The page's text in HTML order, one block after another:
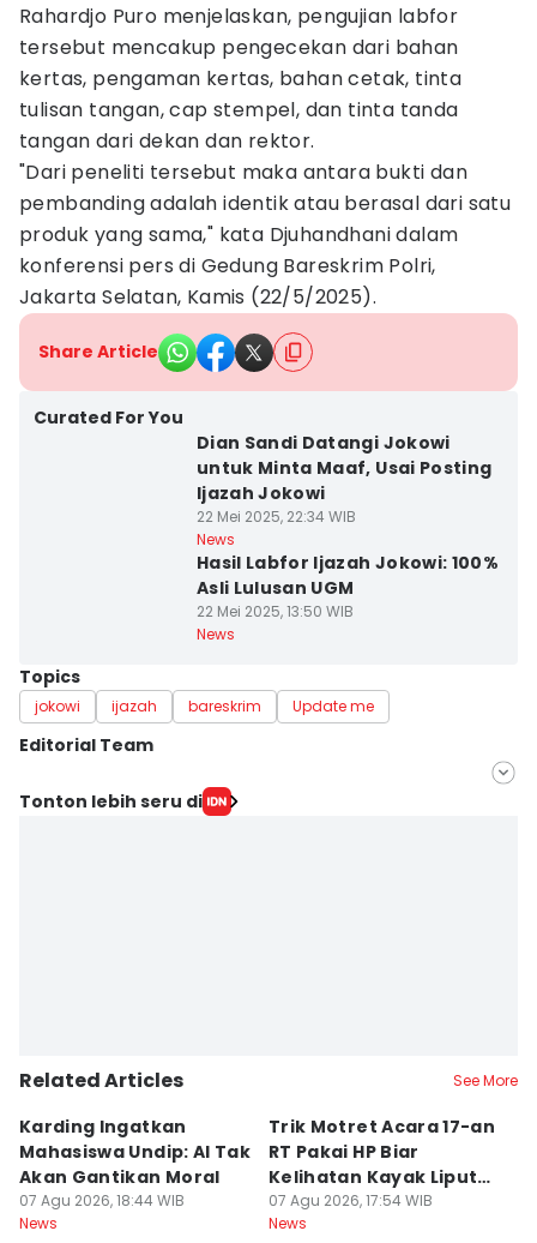
Rahardjo Puro menjelaskan, pengujian labfor
tersebut mencakup pengecekan dari bahan
kertas, pengaman kertas, bahan cetak, tinta
tulisan tangan, cap stempel, dan tinta tanda
tangan dari dekan dan rektor.
"Dari peneliti tersebut maka antara bukti dan
pembanding adalah identik atau berasal dari satu
produk yang sama," kata Djuhandhani dalam
konferensi pers di Gedung Bareskrim Polri,
Jakarta Selatan, Kamis (22/5/2025).
Share Article
Curated For You
Dian Sandi Datangi Jokowi
untuk Minta Maaf, Usai Posting
Ijazah Jokowi
22 Mei 2025, 22:34 WIB
News
Hasil Labfor Ijazah Jokowi: 100%
Asli Lulusan UGM
22 Mei 2025, 13:50 WIB
News
Topics
jokowi ijazah bareskrim Update me
Editorial Team
Editor
Tonton lebih seru di
Related Articles See More
Karding Ingatkan
Mahasiswa Undip: AI Tak
Akan Gantikan Moral
07 Agu 2026, 18:44 WIB
News
Trik Motret Acara 17-an
RT Pakai HP Biar
Kelihatan Kayak Liputan
Festival Nasional
07 Agu 2026, 17:54 WIB
News